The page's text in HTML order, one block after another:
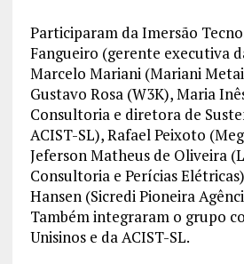
Participaram da Imersão
Fangueiro (gerente executiva
Marcelo Mariani (Mariani
Gustavo Rosa (W3K), Maria
Consultoria e diretora de
ACIST-SL), Rafael Peixoto
Jeferson Matheus de Oliveira
Consultoria e Perícias
Hansen (Sicredi Pioneira
Também integraram o grupo
Unisinos e da ACIST-SL.